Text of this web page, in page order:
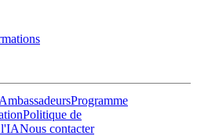
AmbassadeursProgramme
Politique de
Nous contacter